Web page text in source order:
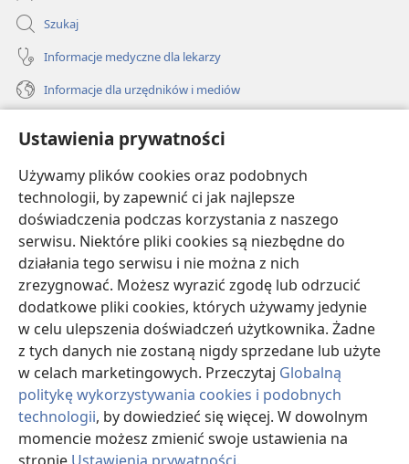
Ustawienia prywatności
Używamy plików cookies oraz podobnych
technologii, by zapewnić ci jak najlepsze
doświadczenia podczas korzystania z naszego
serwisu. Niektóre pliki cookies są niezbędne do
działania tego serwisu i nie można z nich
zrezygnować. Możesz wyrazić zgodę lub odrzucić
dodatkowe pliki cookies, których używamy jedynie
w celu ulepszenia doświadczeń użytkownika. Żadne
z tych danych nie zostaną nigdy sprzedane lub użyte
w celach marketingowych. Przeczytaj Globalną
politykę wykorzystywania cookies i podobnych
technologii, by dowiedzieć się więcej. W dowolnym
momencie możesz zmienić swoje ustawienia na
Szukaj
Informacje medyczne dla lekarzy
Informacje dla urzędników i mediów
Darowizny
(opens
new
window)BIBLIOTEKA INTERNETOWA Strażnicy
(opens
new
window)JW Hub
(opens
new
window)JW Library
Watchtower Library
Copyright© 2026 Watch Tower Bible and Tract Society of Pennsylvania.
WARUNKI UŻYTKOWANIA
POLITYKA PRYWATNOŚCI